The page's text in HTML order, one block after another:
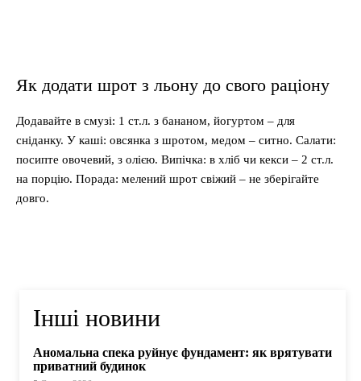
Як додати шрот з льону до свого раціону
Додавайте в смузі: 1 ст.л. з бананом, йогуртом – для
сніданку. У каші: овсянка з шротом, медом – ситно. Салати:
посипте овочевий, з олією. Випічка: в хліб чи кекси – 2 ст.л.
на порцію. Порада: мелений шрот свіжий – не зберігайте
довго.
Інші новини
Аномальна спека руйнує фундамент: як врятувати
приватний будинок